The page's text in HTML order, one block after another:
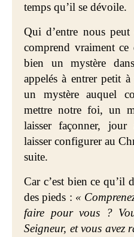
temps qu’il se dévoile.
Qui d’entre nous
comprend vraiment
bien un mystère
appelés à entrer petit
un mystère auquel
mettre notre foi, un
laisser façonner,
laisser configurer au
suite.
Car c’est bien ce qu’il
des pieds : «
faire pour vous ?
Seigneur, et vous avez